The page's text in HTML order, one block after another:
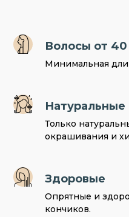
Волосы от
Минимальная
Натуральные
Только
окрашивания и
Здоровые
Опрятные и
кончиков.